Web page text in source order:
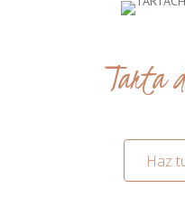
Tarta
Haz